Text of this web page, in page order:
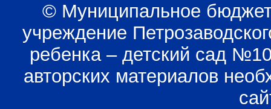
© Муниципальное
учреждение
ребенка – детский сад
авторских материалов